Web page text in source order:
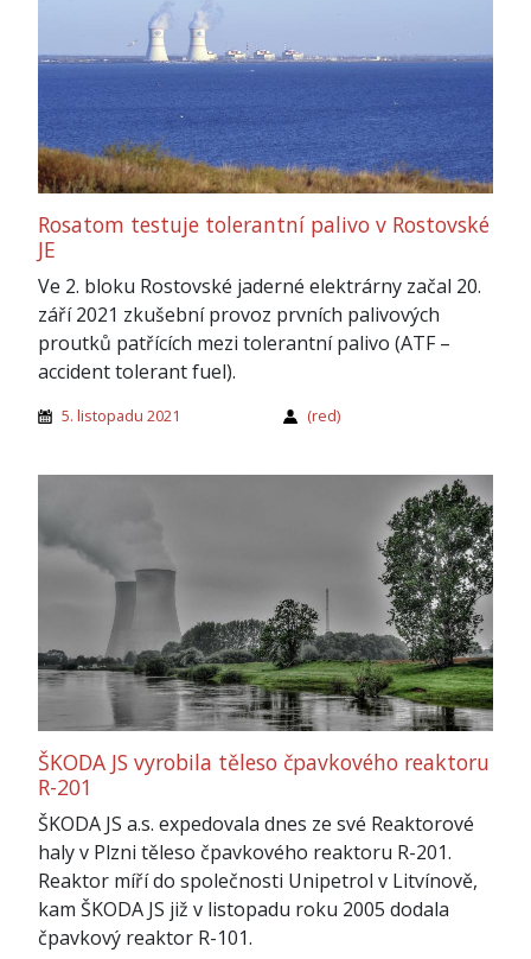
Rosatom testuje tolerantní palivo v Rostovské
JE
Ve 2. bloku Rostovské jaderné elektrárny začal 20.
září 2021 zkušební provoz prvních palivových
proutků patřících mezi tolerantní palivo (ATF –
accident tolerant fuel).
5. listopadu 2021 (red)
ŠKODA JS vyrobila těleso čpavkového reaktoru
R-201
ŠKODA JS a.s. expedovala dnes ze své Reaktorové
haly v Plzni těleso čpavkového reaktoru R-201.
Reaktor míří do společnosti Unipetrol v Litvínově,
kam ŠKODA JS již v listopadu roku 2005 dodala
čpavkový reaktor R-101.